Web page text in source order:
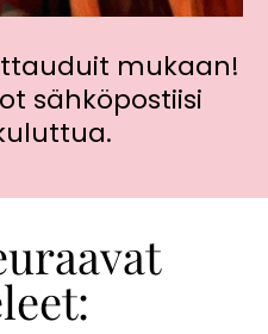
mukaan!
sähköpostiisi